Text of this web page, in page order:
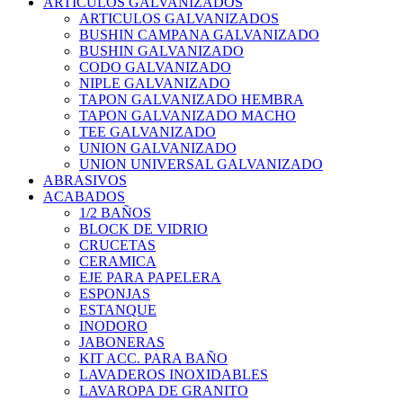
ARTICULOS GALVANIZADOS
BUSHIN CAMPANA GALVANIZADO
BUSHIN GALVANIZADO
CODO GALVANIZADO
NIPLE GALVANIZADO
TAPON GALVANIZADO HEMBRA
TAPON GALVANIZADO MACHO
TEE GALVANIZADO
UNION GALVANIZADO
UNION UNIVERSAL GALVANIZADO
ABRASIVOS
ACABADOS
1/2 BAÑOS
BLOCK DE VIDRIO
CRUCETAS
CERAMICA
EJE PARA PAPELERA
ESPONJAS
ESTANQUE
INODORO
JABONERAS
KIT ACC. PARA BAÑO
LAVADEROS INOXIDABLES
LAVAROPA DE GRANITO